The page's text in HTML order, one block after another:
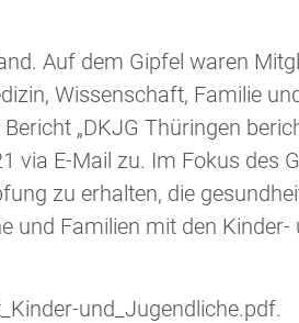
Auf dem Gipfel waren
Wissenschaft, Familie
„DKJG Thüringen
via E-Mail zu. Im Fokus des
zu erhalten, die
und Familien mit den Kinder-
und_Jugendliche.pdf.